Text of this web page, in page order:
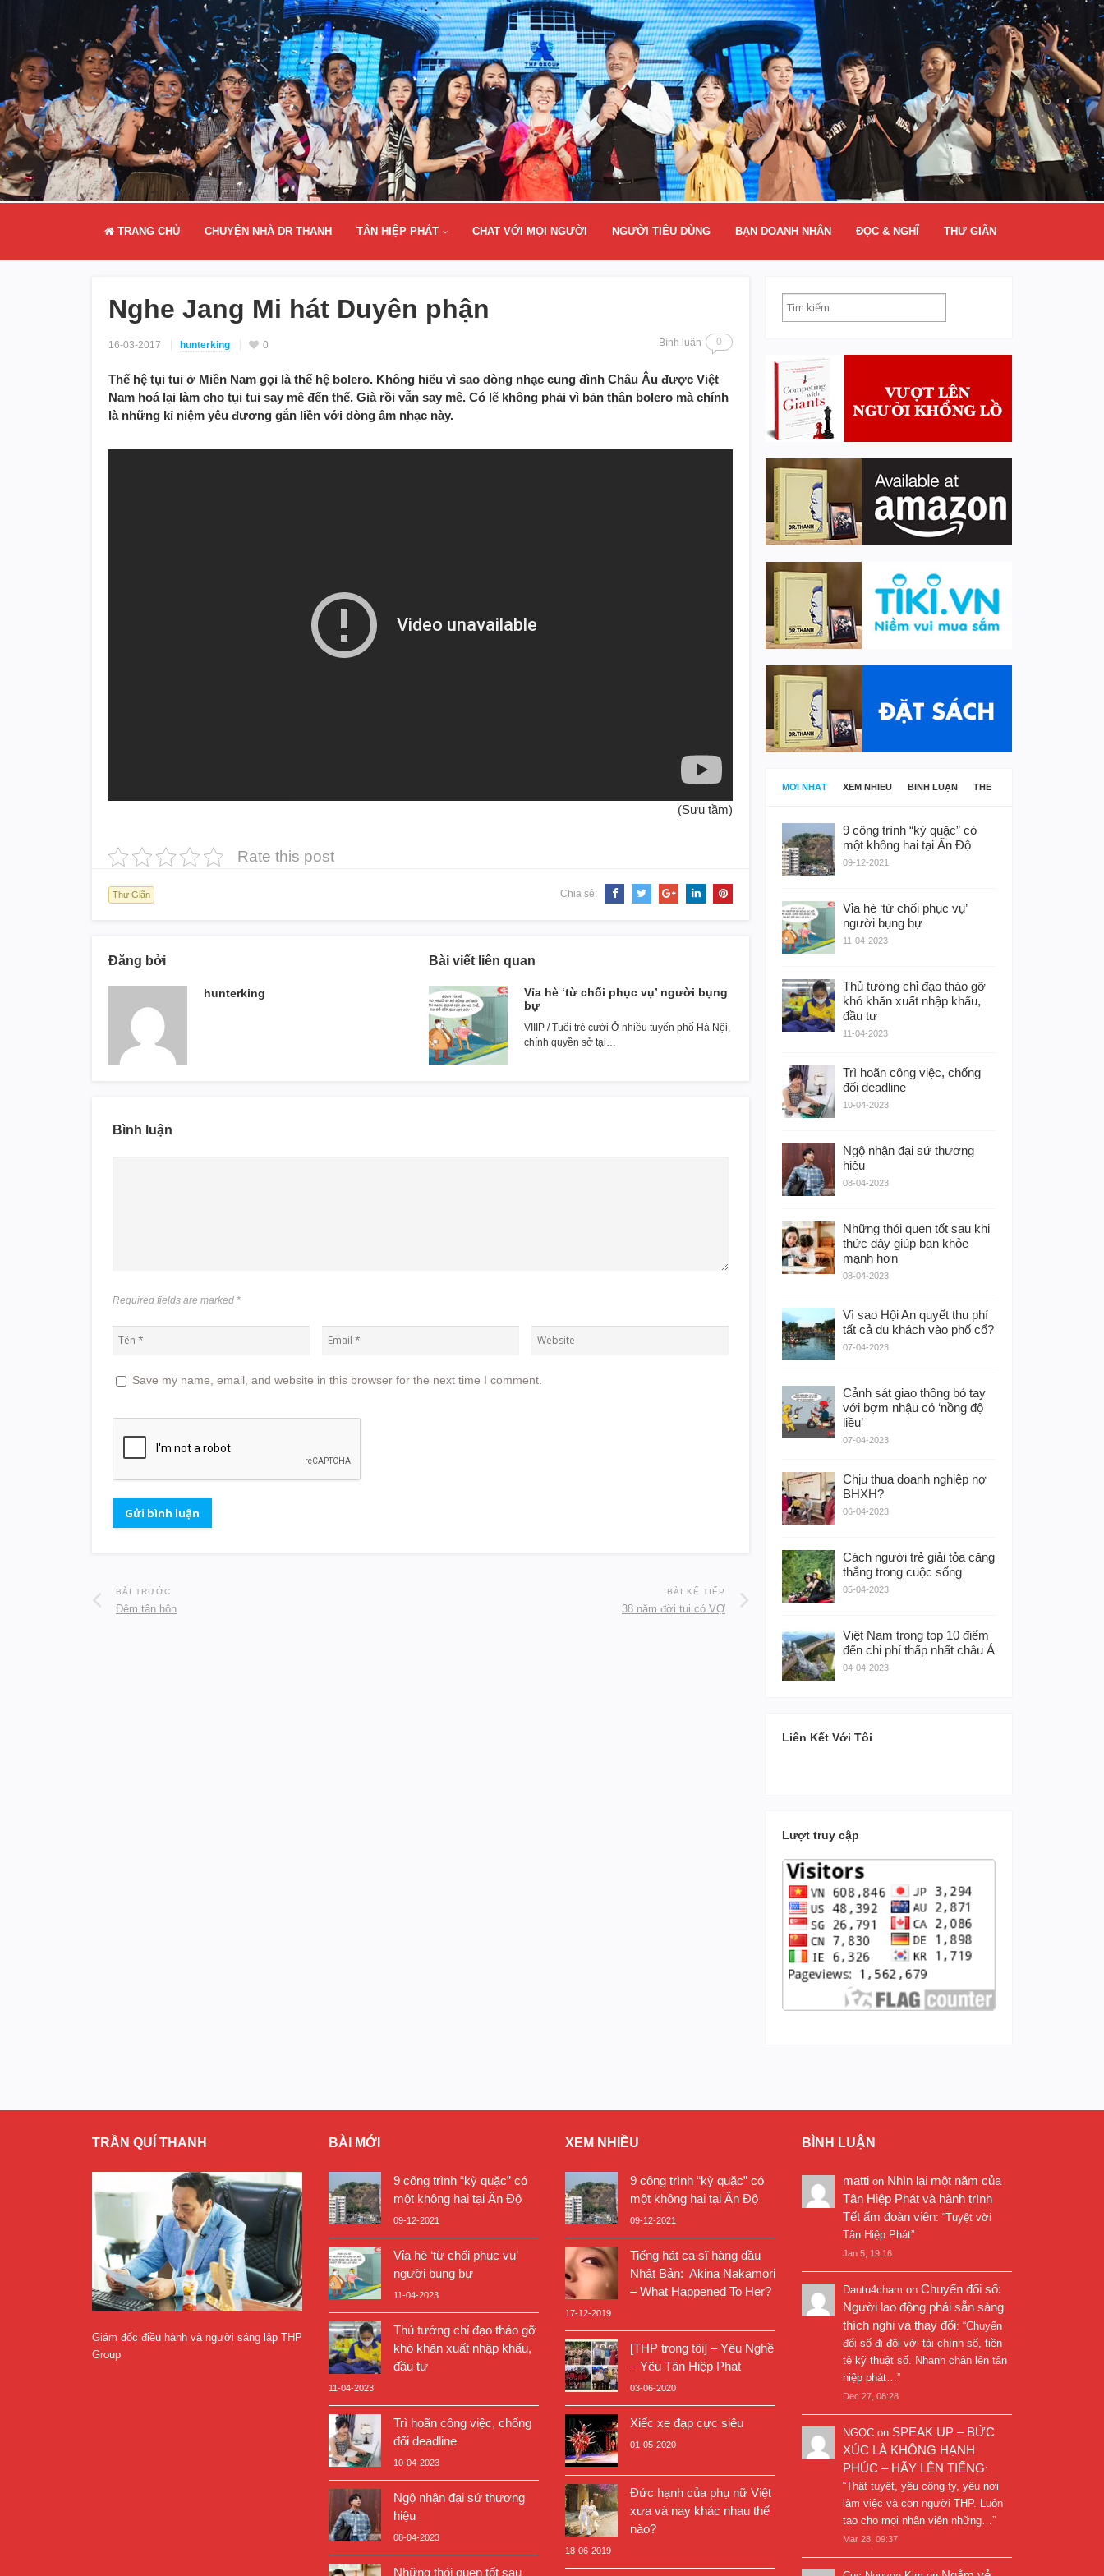
TRANG CHỦ CHUYỆN NHÀ DR THANH TÂN HIỆP PHÁT CHAT VỚI MỌI NGƯỜI NGƯỜI TIÊU DÙNG BẠN DOANH NHÂN ĐỌC & NGHĨ THƯ GIÃN
Nghe Jang Mi hát Duyên phận
16-03-2017 hunterking 0 Bình luận 0
Thế hệ tụi tui ở Miền Nam gọi là thế hệ bolero. Không hiểu vì sao dòng nhạc cung đình Châu Âu được Việt
Nam hoá lại làm cho tụi tui say mê đến thế. Già rồi vẫn say mê. Có lẽ không phải vì bản thân bolero mà chính
là những kỉ niệm yêu đương gắn liền với dòng âm nhạc này.
(Sưu tầm)
Rate this post
Thư Giãn Chia sẻ:
Đăng bởi
hunterking
Bài viết liên quan
Vỉa hè ‘từ chối phục vụ’ người bụng
bự
VIIIP / Tuổi trẻ cười Ở nhiều tuyến phố Hà Nội,
chính quyền sở tại…
Bình luận
Required fields are marked *
Save my name, email, and website in this browser for the next time I comment.
BÀI TRƯỚC
Đêm tân hôn
BÀI KẾ TIẾP
38 năm đời tui có VỢ
MỚI NHẤT XEM NHIỀU BÌNH LUẬN THẺ
9 công trình “kỳ quặc” có
một không hai tại Ấn Độ
09-12-2021
Vỉa hè ‘từ chối phục vụ’
người bụng bự
11-04-2023
Thủ tướng chỉ đạo tháo gỡ
khó khăn xuất nhập khẩu,
đầu tư
11-04-2023
Trì hoãn công việc, chống
đối deadline
10-04-2023
Ngộ nhận đại sứ thương
hiệu
08-04-2023
Những thói quen tốt sau khi
thức dậy giúp bạn khỏe
mạnh hơn
08-04-2023
Vì sao Hội An quyết thu phí
tất cả du khách vào phố cổ?
07-04-2023
Cảnh sát giao thông bó tay
với bợm nhậu có ‘nồng độ
liều’
07-04-2023
Chịu thua doanh nghiệp nợ
BHXH?
06-04-2023
Cách người trẻ giải tỏa căng
thẳng trong cuộc sống
05-04-2023
Việt Nam trong top 10 điểm
đến chi phí thấp nhất châu Á
04-04-2023
Liên Kết Với Tôi
Lượt truy cập
TRẦN QUÍ THANH
Giám đốc điều hành và người sáng lập THP
Group
BÀI MỚI
9 công trình “kỳ quặc” có
một không hai tại Ấn Độ
09-12-2021
Vỉa hè ‘từ chối phục vụ’
người bụng bự
11-04-2023
Thủ tướng chỉ đạo tháo gỡ
khó khăn xuất nhập khẩu,
đầu tư
11-04-2023
Trì hoãn công việc, chống
đối deadline
10-04-2023
Ngộ nhận đại sứ thương
hiệu
08-04-2023
Những thói quen tốt sau
XEM NHIỀU
9 công trình “kỳ quặc” có
một không hai tại Ấn Độ
09-12-2021
Tiếng hát ca sĩ hàng đầu
Nhật Bản: Akina Nakamori
– What Happened To Her?
17-12-2019
[THP trong tôi] – Yêu Nghề
– Yêu Tân Hiệp Phát
03-06-2020
Xiếc xe đạp cực siêu
01-05-2020
Đức hạnh của phụ nữ Việt
xưa và nay khác nhau thế
nào?
18-06-2019
BÌNH LUẬN
matti on Nhìn lại một năm của
Tân Hiệp Phát và hành trình
Tết ấm đoàn viên: “Tuyệt vời
Tân Hiệp Phát”
Jan 5, 19:16
Dautu4cham on Chuyển đổi số:
Người lao động phải sẵn sàng
thích nghi và thay đổi: “Chuyển
đổi số đi đôi với tài chính số, tiền
tệ kỹ thuật số. Nhanh chân lên tân
hiệp phát… ”
Dec 27, 08:28
NGỌC on SPEAK UP – BỨC
XÚC LÀ KHÔNG HẠNH
PHÚC – HÃY LÊN TIẾNG:
“Thật tuyệt, yêu công ty, yêu nơi
làm việc và con người THP. Luôn
tạo cho mọi nhân viên những… ”
Mar 28, 09:37